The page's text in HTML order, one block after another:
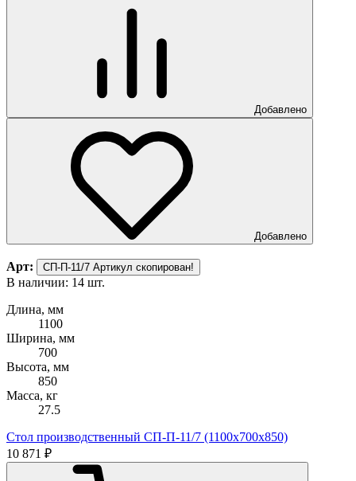
Добавлено
Добавлено
Арт: СП-П-11/7 Артикул скопирован!
В наличии: 14 шт.
Длина, мм
1100
Ширина, мм
700
Высота, мм
850
Масса, кг
27.5
Стол производственный СП-П-11/7 (1100х700х850)
10 871 ₽